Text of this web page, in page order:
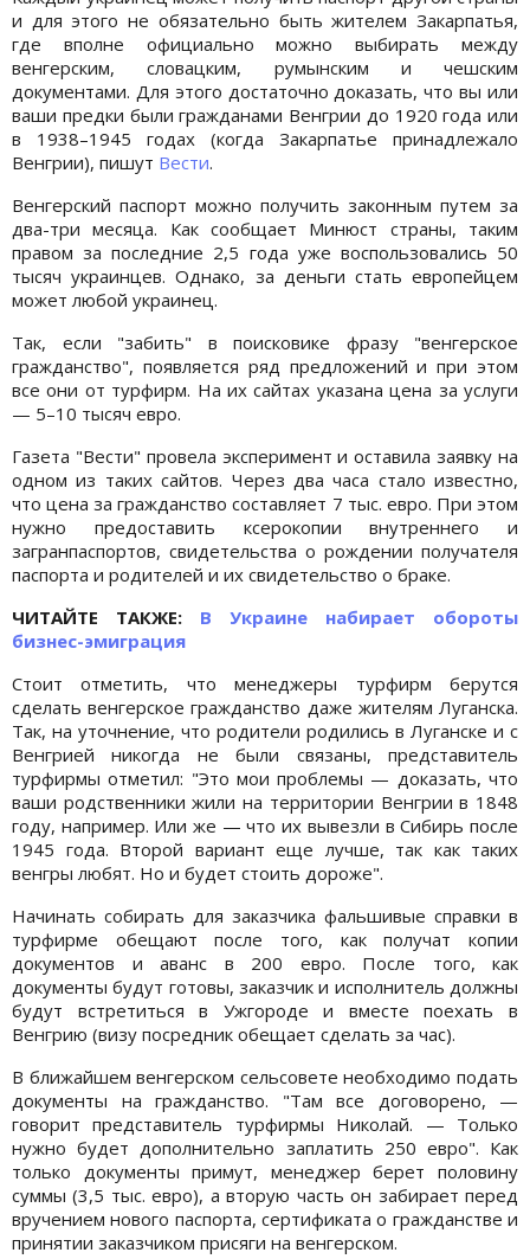
и для этого не обязательно быть жителем Закарпатья,
где вполне официально можно выбирать между
венгерским, словацким, румынским и чешским
документами. Для этого достаточно доказать, что вы или
ваши предки были гражданами Венгрии до 1920 года или
в 1938–1945 годах (когда Закарпатье принадлежало
Венгрии), пишут Вести.
Венгерский паспорт можно получить законным путем за
два-три месяца. Как сообщает Минюст страны, таким
правом за последние 2,5 года уже воспользовались 50
тысяч украинцев. Однако, за деньги стать европейцем
может любой украинец.
Так, если "забить" в поисковике фразу "венгерское
гражданство", появляется ряд предложений и при этом
все они от турфирм. На их сайтах указана цена за услуги
— 5–10 тысяч евро.
Газета "Вести" провела эксперимент и оставила заявку на
одном из таких сайтов. Через два часа стало известно,
что цена за гражданство составляет 7 тыс. евро. При этом
нужно предоставить ксерокопии внутреннего и
загранпаспортов, свидетельства о рождении получателя
паспорта и родителей и их свидетельство о браке.
ЧИТАЙТЕ ТАКЖЕ: В Украине набирает обороты
бизнес-эмиграция
Стоит отметить, что менеджеры турфирм берутся
сделать венгерское гражданство даже жителям Луганска.
Так, на уточнение, что родители родились в Луганске и с
Венгрией никогда не были связаны, представитель
турфирмы отметил: "Это мои проблемы — доказать, что
ваши родственники жили на территории Венгрии в 1848
году, например. Или же — что их вывезли в Сибирь после
1945 года. Второй вариант еще лучше, так как таких
венгры любят. Но и будет стоить дороже".
Начинать собирать для заказчика фальшивые справки в
турфирме обещают после того, как получат копии
документов и аванс в 200 евро. После того, как
документы будут готовы, заказчик и исполнитель должны
будут встретиться в Ужгороде и вместе поехать в
Венгрию (визу посредник обещает сделать за час).
В ближайшем венгерском сельсовете необходимо подать
документы на гражданство. "Там все договорено, —
говорит представитель турфирмы Николай. — Только
нужно будет дополнительно заплатить 250 евро". Как
только документы примут, менеджер берет половину
суммы (3,5 тыс. евро), а вторую часть он забирает перед
вручением нового паспорта, сертификата о гражданстве и
принятии заказчиком присяги на венгерском.